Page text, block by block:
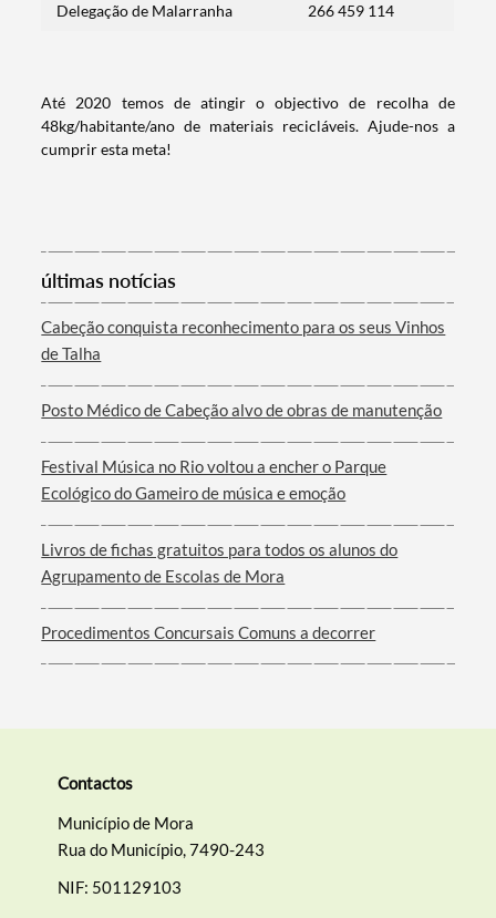
Termo de Pesquisa
Categorias gerais
Delegação de Malarranha 266 459 114
Até 2020 temos de atingir o objectivo de recolha de
48kg/habitante/ano de materiais recicláveis. Ajude-nos a
cumprir esta meta!
últimas notícias
Cabeção conquista reconhecimento para os seus Vinhos
de Talha
Posto Médico de Cabeção alvo de obras de manutenção
Festival Música no Rio voltou a encher o Parque
Ecológico do Gameiro de música e emoção
Livros de fichas gratuitos para todos os alunos do
Agrupamento de Escolas de Mora
Procedimentos Concursais Comuns a decorrer
Contactos
Município de Mora
Rua do Município, 7490-243
NIF: 501129103